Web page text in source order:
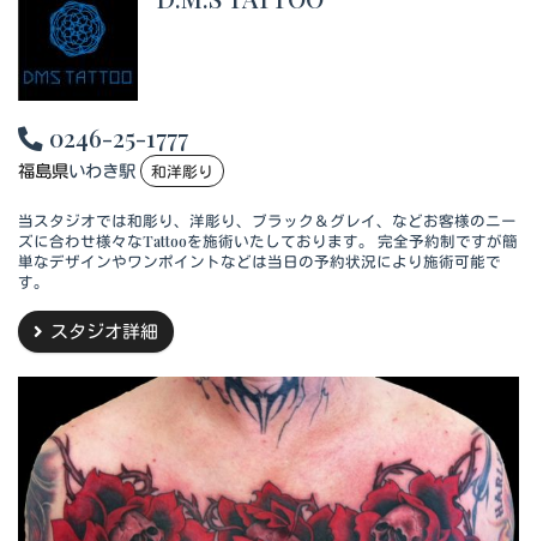
0246-25-1777
福島県いわき駅 和洋彫り
当スタジオでは和彫り、洋彫り、ブラック＆グレイ、などお客様のニー
ズに合わせ様々なTattooを施術いたしております。 完全予約制ですが簡
単なデザインやワンポイントなどは当日の予約状況により施術可能で
す。
スタジオ詳細